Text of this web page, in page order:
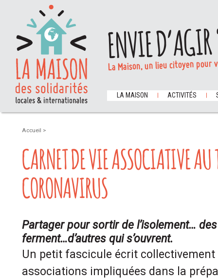
ENVIE
La Maison, un lieu citoyen
LA MAISON ACTIVITÉS
Accueil >
CARNET DE VIE ASSOCIATIVE AU
CORONAVIRUS
Partager pour sortir de l’isolement…
ferment…d’autres qui s’ouvrent.
Un petit fascicule écrit collectivement
associations impliquées dans la